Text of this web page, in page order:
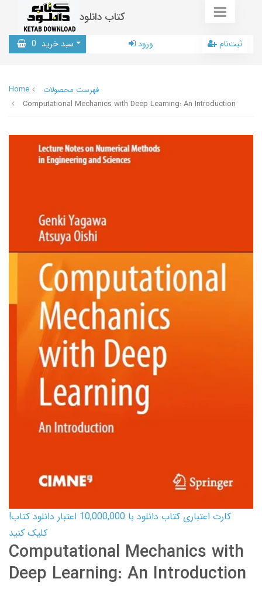
کتاب دانلود
سبد خرید 0 ورود ثبت‌نام
Home
فهرست محصولات
Computational Mechanics with Deep Learning: An Introduction
کارت اعتباری کتاب دانلود با 10,000,000 اعتبار دانلود کتاب!
کلیک کنید
Computational Mechanics with
Deep Learning: An Introduction